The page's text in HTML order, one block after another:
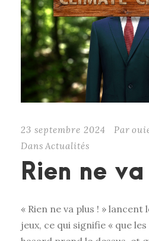
23 septembre 2024 Par
Dans Actualités
Rien ne va
« Rien ne va plus ! »
jeux, ce qui signifie « que